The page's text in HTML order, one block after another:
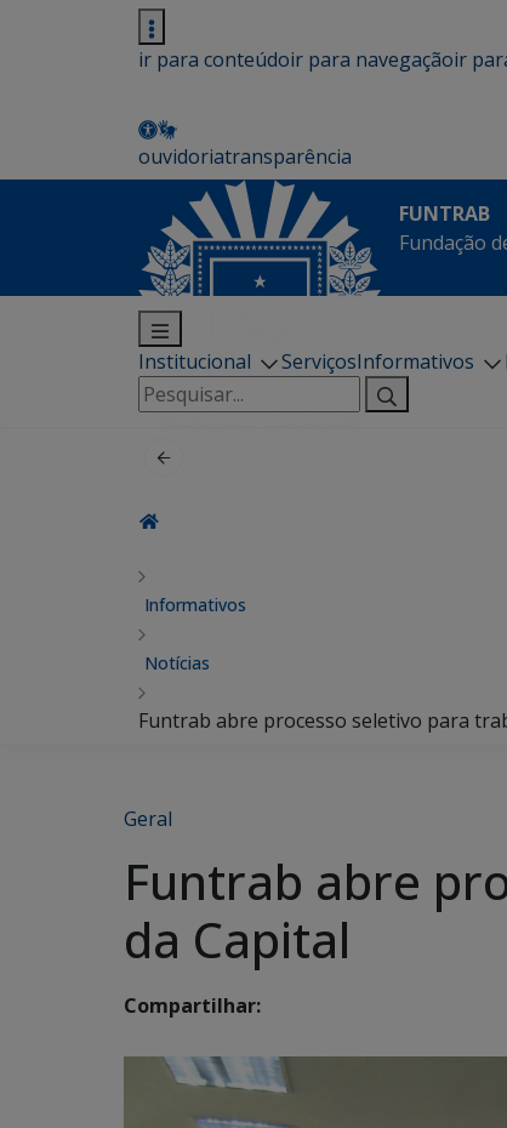
ir para conteúdoir para navegaçãoir
ouvidoriatransparência
FUNTRAB
Fundação
Institucional ServiçosInformativos
Pesquisar
por:
Informativos
Notícias
Funtrab abre processo seletivo para
Geral
Funtrab abre
da Capital
Compartilhar: